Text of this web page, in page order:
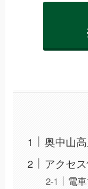
奥中山
アクセ
電